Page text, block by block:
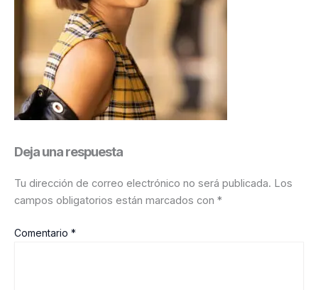
Deja una respuesta
Tu dirección de correo electrónico no será publicada. Los
campos obligatorios están marcados con *
Comentario *